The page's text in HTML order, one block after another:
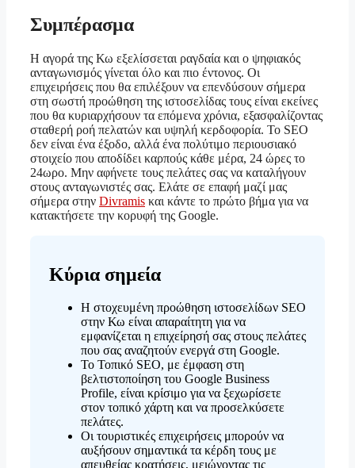
Συμπέρασμα
Η αγορά της Κω εξελίσσεται ραγδαία και ο ψηφιακός
ανταγωνισμός γίνεται όλο και πιο έντονος. Οι
επιχειρήσεις που θα επιλέξουν να επενδύσουν σήμερα
στη σωστή προώθηση της ιστοσελίδας τους είναι εκείνες
που θα κυριαρχήσουν τα επόμενα χρόνια, εξασφαλίζοντας
σταθερή ροή πελατών και υψηλή κερδοφορία. Το SEO
δεν είναι ένα έξοδο, αλλά ένα πολύτιμο περιουσιακό
στοιχείο που αποδίδει καρπούς κάθε μέρα, 24 ώρες το
24ωρο. Μην αφήνετε τους πελάτες σας να καταλήγουν
στους ανταγωνιστές σας. Ελάτε σε επαφή μαζί μας
σήμερα στην Divramis και κάντε το πρώτο βήμα για να
κατακτήσετε την κορυφή της Google.
Κύρια σημεία
Η στοχευμένη προώθηση ιστοσελίδων SEO
στην Κω είναι απαραίτητη για να
εμφανίζεται η επιχείρησή σας στους πελάτες
που σας αναζητούν ενεργά στη Google.
Το Τοπικό SEO, με έμφαση στη
βελτιστοποίηση του Google Business
Profile, είναι κρίσιμο για να ξεχωρίσετε
στον τοπικό χάρτη και να προσελκύσετε
πελάτες.
Οι τουριστικές επιχειρήσεις μπορούν να
αυξήσουν σημαντικά τα κέρδη τους με
απευθείας κρατήσεις, μειώνοντας τις